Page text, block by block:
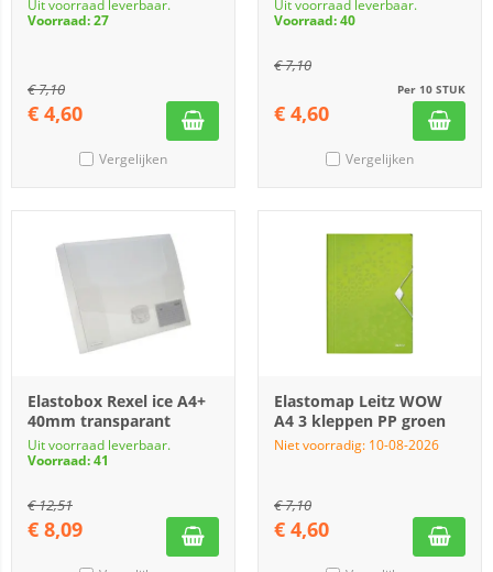
Uit voorraad leverbaar.
Voorraad: 27
€7,10
€ 4,60
Vergelijken
Uit voorraad leverbaar.
Voorraad: 40
€7,10
Per 10 STUK
€ 4,60
Vergelijken
Elastobox Rexel ice A4+
40mm transparant
Uit voorraad leverbaar.
Voorraad: 41
€12,51
€ 8,09
Elastomap Leitz WOW
A4 3 kleppen PP groen
Niet voorradig: 10-08-2026
€7,10
€ 4,60